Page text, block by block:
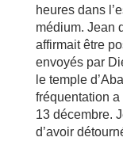
heures dans
médium. Jean
affirmait être
envoyés par
le temple
fréquentation
13 décembre.
d’avoir